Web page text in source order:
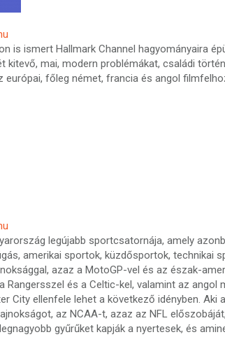
is ismert Hallmark Channel hagyományaira
kitevő, mai, modern problémákat, családi
európai, főleg német, francia és angol
legújabb sportcsatornája, amely
amerikai sportok, küzdősportok, technikai
azaz a MotoGP-vel és az észak-
Rangersszel és a Celtic-kel, valamint az
City ellenfele lehet a következő idényben.
az NCAA-t, azaz az NFL
gyűrűket kapják a nyertesek, és